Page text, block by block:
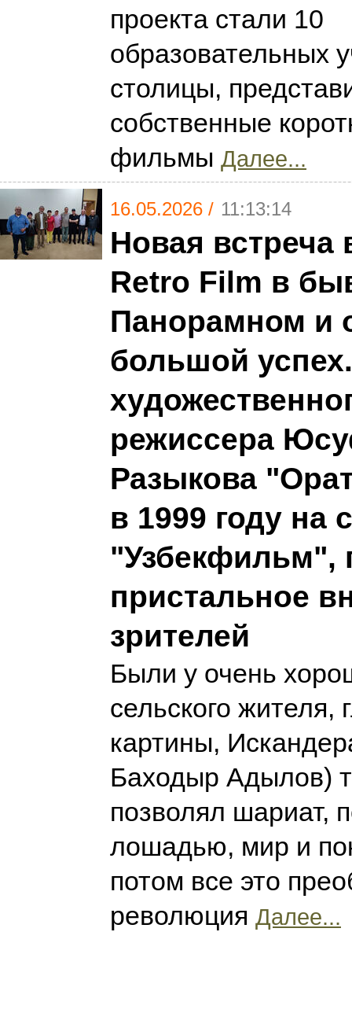
проекта стали 10
образовательных
столицы,
собственные
фильмы Далее...
16.05.2026 / 11:13:14
Новая встреча
Retro Film в
Панорамном и
большой
режиссера
Разыкова
в 1999 году на
"Узбекфильм",
пристальное
зрителей
Были у очень
сельского жителя,
картины,
Баходыр Адылов)
позволял шариат,
лошадью, мир и
потом все это
революция Далее...